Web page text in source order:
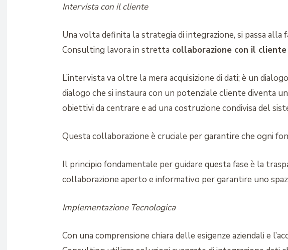
Intervista con il cliente
Una volta definita la strategia di integrazione, si passa
Consulting lavora in stretta collaborazione con il
L’intervista va oltre la mera acquisizione di dati; è un
dialogo che si instaura con un potenziale cliente diventa
obiettivi da centrare e ad una costruzione condivisa del
Questa collaborazione è cruciale per garantire che ogni
Il principio fondamentale per guidare questa fase è la
collaborazione aperto e informativo per garantire uno
Implementazione Tecnologica
Con una comprensione chiara delle esigenze aziendali e